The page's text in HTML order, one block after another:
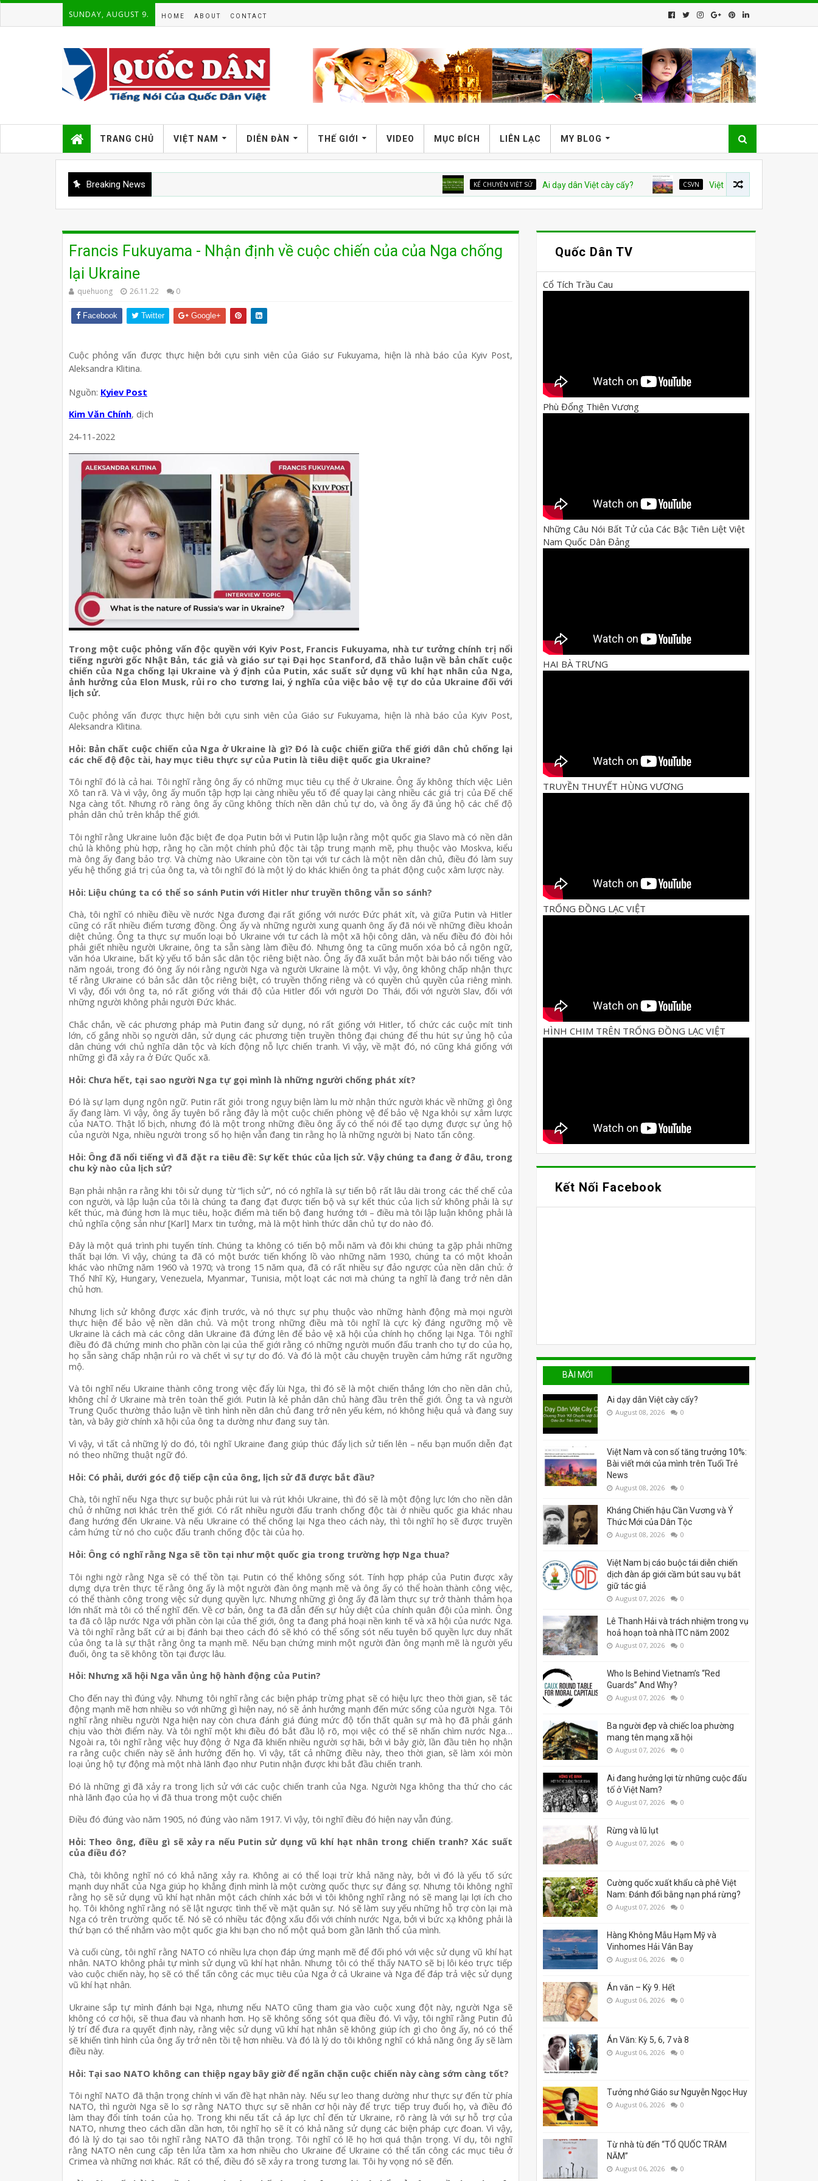
SUNDAY, AUGUST 9. HOME ABOUT CONTACT
TRANG CHỦ VIỆT NAM DIỄN ĐÀN THẾ GIỚI VIDEO MỤC ĐÍCH LIÊN LẠC MY BLOG
Breaking News KỂ CHUYỆN VIỆT SỬ Ai dạy dân Việt cày cấy? CSVN Việt Nam và con số tăng trưởng
Francis Fukuyama - Nhận định về cuộc chiến của của Nga chống
lại Ukraine
quehuong 26.11.22 0
Facebook Twitter Google+
Cuộc phỏng vấn được thực hiện bởi cựu sinh viên của Giáo sư Fukuyama, hiện là nhà báo của Kyiv Post,
Aleksandra Klitina.
Nguồn: Kyiev Post
Kim Văn Chính, dịch
24-11-2022
Trong một cuộc phỏng vấn độc quyền với Kyiv Post, Francis Fukuyama, nhà tư tưởng chính trị nổi
tiếng người gốc Nhật Bản, tác giả và giáo sư tại Đại học Stanford, đã thảo luận về bản chất cuộc
chiến của Nga chống lại Ukraine và ý định của Putin, xác suất sử dụng vũ khí hạt nhân của Nga,
ảnh hưởng của Elon Musk, rủi ro cho tương lai, ý nghĩa của việc bảo vệ tự do của Ukraine đối với
lịch sử.
Cuộc phỏng vấn được thực hiện bởi cựu sinh viên của Giáo sư Fukuyama, hiện là nhà báo của Kyiv Post,
Aleksandra Klitina.
Hỏi: Bản chất cuộc chiến của Nga ở Ukraine là gì? Đó là cuộc chiến giữa thế giới dân chủ chống lại
các chế độ độc tài, hay mục tiêu thực sự của Putin là tiêu diệt quốc gia Ukraine?
Tôi nghĩ đó là cả hai. Tôi nghĩ rằng ông ấy có những mục tiêu cụ thể ở Ukraine. Ông ấy không thích việc Liên
Xô tan rã. Và vì vậy, ông ấy muốn tập hợp lại càng nhiều yếu tố để quay lại càng nhiều các giá trị của Đế chế
Nga càng tốt. Nhưng rõ ràng ông ấy cũng không thích nền dân chủ tự do, và ông ấy đã ủng hộ các chế độ
phản dân chủ trên khắp thế giới.
Tôi nghĩ rằng Ukraine luôn đặc biệt đe dọa Putin bởi vì Putin lập luận rằng một quốc gia Slavo mà có nền dân
chủ là không phù hợp, rằng họ cần một chính phủ độc tài tập trung mạnh mẽ, phụ thuộc vào Moskva, kiểu
mà ông ấy đang bảo trợ. Và chừng nào Ukraine còn tồn tại với tư cách là một nền dân chủ, điều đó làm suy
yếu hệ thống giá trị của ông ta, và tôi nghĩ đó là một lý do khác khiến ông ta phát động cuộc xâm lược này.
Hỏi: Liệu chúng ta có thể so sánh Putin với Hitler như truyền thông vẫn so sánh?
Chà, tôi nghĩ có nhiều điều về nước Nga đương đại rất giống với nước Đức phát xít, và giữa Putin và Hitler
cũng có rất nhiều điểm tương đồng. Ông ấy và những người xung quanh ông ấy đã nói về những điều khoản
diệt chủng. Ông ta thực sự muốn loại bỏ Ukraine với tư cách là một xã hội công dân, và nếu điều đó đòi hỏi
phải giết nhiều người Ukraine, ông ta sẵn sàng làm điều đó. Nhưng ông ta cũng muốn xóa bỏ cả ngôn ngữ,
văn hóa Ukraine, bất kỳ yếu tố bản sắc dân tộc riêng biệt nào. Ông ấy đã xuất bản một bài báo nổi tiếng vào
năm ngoái, trong đó ông ấy nói rằng người Nga và người Ukraine là một. Vì vậy, ông không chấp nhận thực
tế rằng Ukraine có bản sắc dân tộc riêng biệt, có truyền thống riêng và có quyền chủ quyền của riêng mình.
Vì vậy, đối với ông ta, nó rất giống với thái độ của Hitler đối với người Do Thái, đối với người Slav, đối với
những người không phải người Đức khác.
Chắc chắn, về các phương pháp mà Putin đang sử dụng, nó rất giống với Hitler, tổ chức các cuộc mít tinh
lớn, cố gắng nhồi sọ người dân, sử dụng các phương tiện truyền thông đại chúng để thu hút sự ủng hộ của
dân chúng với chủ nghĩa dân tộc và kích động nỗ lực chiến tranh. Vì vậy, về mặt đó, nó cũng khá giống với
những gì đã xảy ra ở Đức Quốc xã.
Hỏi: Chưa hết, tại sao người Nga tự gọi mình là những người chống phát xít?
Đó là sự lạm dụng ngôn ngữ. Putin rất giỏi trong ngụy biện làm lu mờ nhận thức người khác về những gì ông
ấy đang làm. Vì vậy, ông ấy tuyên bố rằng đây là một cuộc chiến phòng vệ để bảo vệ Nga khỏi sự xâm lược
của NATO. Thật lố bịch, nhưng đó là một trong những điều ông ấy có thể nói để tạo dựng được sự ủng hộ
của người Nga, nhiều người trong số họ hiện vẫn đang tin rằng họ là những người bị Nato tấn công.
Hỏi: Ông đã nổi tiếng vì đã đặt ra tiêu đề: Sự kết thúc của lịch sử. Vậy chúng ta đang ở đâu, trong
chu kỳ nào của lịch sử?
Bạn phải nhận ra rằng khi tôi sử dụng từ “lịch sử”, nó có nghĩa là sự tiến bộ rất lâu dài trong các thể chế của
con người, và lập luận của tôi là chúng ta đang đạt được tiến bộ và sự kết thúc của lịch sử không phải là sự
kết thúc, mà đúng hơn là mục tiêu, hoặc điểm mà tiến bộ đang hướng tới – điều mà tôi lập luận không phải là
chủ nghĩa cộng sản như [Karl] Marx tin tưởng, mà là một hình thức dân chủ tự do nào đó.
Đây là một quá trình phi tuyến tính. Chúng ta không có tiến bộ mỗi năm và đôi khi chúng ta gặp phải những
thất bại lớn. Vì vậy, chúng ta đã có một bước tiến khổng lồ vào những năm 1930, chúng ta có một khoản
khác vào những năm 1960 và 1970; và trong 15 năm qua, đã có rất nhiều sự đảo ngược của nền dân chủ: ở
Thổ Nhĩ Kỳ, Hungary, Venezuela, Myanmar, Tunisia, một loạt các nơi mà chúng ta nghĩ là đang trở nên dân
chủ hơn.
Nhưng lịch sử không được xác định trước, và nó thực sự phụ thuộc vào những hành động mà mọi người
thực hiện để bảo vệ nền dân chủ. Và một trong những điều mà tôi nghĩ là cực kỳ đáng ngưỡng mộ về
Ukraine là cách mà các công dân Ukraine đã đứng lên để bảo vệ xã hội của chính họ chống lại Nga. Tôi nghĩ
điều đó đã chứng minh cho phần còn lại của thế giới rằng có những người muốn đấu tranh cho tự do của họ,
họ sẵn sàng chấp nhận rủi ro và chết vì sự tự do đó. Và đó là một câu chuyện truyền cảm hứng rất ngưỡng
mộ.
Và tôi nghĩ nếu Ukraine thành công trong việc đẩy lùi Nga, thì đó sẽ là một chiến thắng lớn cho nền dân chủ,
không chỉ ở Ukraine mà trên toàn thế giới. Putin là kẻ phản dân chủ hàng đầu trên thế giới. Ông ta và người
Trung Quốc thường thảo luận về tình hình nền dân chủ đang trở nên yếu kém, nó không hiệu quả và đang suy
tàn, và bây giờ chính xã hội của ông ta dường như đang suy tàn.
Vì vậy, vì tất cả những lý do đó, tôi nghĩ Ukraine đang giúp thúc đẩy lịch sử tiến lên – nếu bạn muốn diễn đạt
nó theo những thuật ngữ đó.
Hỏi: Có phải, dưới góc độ tiếp cận của ông, lịch sử đã được bắt đầu?
Chà, tôi nghĩ nếu Nga thực sự buộc phải rút lui và rút khỏi Ukraine, thì đó sẽ là một động lực lớn cho nền dân
chủ ở những nơi khác trên thế giới. Có rất nhiều người đấu tranh chống độc tài ở nhiều quốc gia khác nhau
đang hướng đến Ukraine. Và nếu Ukraine có thể chống lại Nga theo cách này, thì tôi nghĩ họ sẽ được truyền
cảm hứng từ nó cho cuộc đấu tranh chống độc tài của họ.
Hỏi: Ông có nghĩ rằng Nga sẽ tồn tại như một quốc gia trong trường hợp Nga thua?
Tôi nghi ngờ rằng Nga sẽ có thể tồn tại. Putin có thể không sống sót. Tính hợp pháp của Putin được xây
dựng dựa trên thực tế rằng ông ấy là một người đàn ông mạnh mẽ và ông ấy có thể hoàn thành công việc,
có thể thành công trong việc sử dụng quyền lực. Nhưng những gì ông ấy đã làm thực sự trở thành thảm họa
lớn nhất mà tôi có thể nghĩ đến. Về cơ bản, ông ta đã dẫn đến sự hủy diệt của chính quân đội của mình. Ông
ta đã cô lập nước Nga với phần còn lại của thế giới, ông ta đang phá hoại nền kinh tế và xã hội của nước Nga.
Và tôi nghĩ rằng bất cứ ai bị đánh bại theo cách đó sẽ khó có thể sống sót nếu tuyên bố quyền lực duy nhất
của ông ta là sự thật rằng ông ta mạnh mẽ. Nếu bạn chứng minh một người đàn ông mạnh mẽ là người yếu
đuối, ông ta sẽ không tồn tại được lâu.
Hỏi: Nhưng xã hội Nga vẫn ủng hộ hành động của Putin?
Cho đến nay thì đúng vậy. Nhưng tôi nghĩ rằng các biện pháp trừng phạt sẽ có hiệu lực theo thời gian, sẽ tác
động mạnh mẽ hơn nhiều so với những gì hiện nay, nó sẽ ảnh hưởng mạnh đến mức sống của người Nga. Tôi
nghĩ rằng nhiều người Nga hiện nay còn chưa đánh giá đúng mức độ tổn thất quân sự mà họ đã phải gánh
chịu vào thời điểm này. Và tôi nghĩ một khi điều đó bắt đầu lộ rõ, mọi việc có thể sẽ nhấn chìm nước Nga…
Ngoài ra, tôi nghĩ rằng việc huy động ở Nga đã khiến nhiều người sợ hãi, bởi vì bây giờ, lần đầu tiên họ nhận
ra rằng cuộc chiến này sẽ ảnh hưởng đến họ. Vì vậy, tất cả những điều này, theo thời gian, sẽ làm xói mòn
loại ủng hộ tự động mà một nhà lãnh đạo như Putin nhận được khi bắt đầu chiến tranh.
Đó là những gì đã xảy ra trong lịch sử với các cuộc chiến tranh của Nga. Người Nga không tha thứ cho các
nhà lãnh đạo của họ vì đã thua trong một cuộc chiến
Điều đó đúng vào năm 1905, nó đúng vào năm 1917. Vì vậy, tôi nghĩ điều đó hiện nay vẫn đúng.
Hỏi: Theo ông, điều gì sẽ xảy ra nếu Putin sử dụng vũ khí hạt nhân trong chiến tranh? Xác suất
của điều đó?
Chà, tôi không nghĩ nó có khả năng xảy ra. Không ai có thể loại trừ khả năng này, bởi vì đó là yếu tố sức
mạnh duy nhất của Nga giúp họ khẳng định mình là một cường quốc thực sự đáng sợ. Nhưng tôi không nghĩ
rằng họ sẽ sử dụng vũ khí hạt nhân một cách chính xác bởi vì tôi không nghĩ rằng nó sẽ mang lại lợi ích cho
họ. Tôi không nghĩ rằng nó sẽ lật ngược tình thế về mặt quân sự. Nó sẽ làm suy yếu những hỗ trợ còn lại mà
Nga có trên trường quốc tế. Nó sẽ có nhiều tác động xấu đối với chính nước Nga, bởi vì bức xạ không phải là
thứ bạn có thể nhắm vào một quốc gia khi bạn cho nổ một quả bom gần lãnh thổ của mình.
Và cuối cùng, tôi nghĩ rằng NATO có nhiều lựa chọn đáp ứng mạnh mẽ để đối phó với việc sử dụng vũ khí hạt
nhân. NATO không phải tự mình sử dụng vũ khí hạt nhân. Nhưng tôi có thể thấy NATO sẽ bị lôi kéo trực tiếp
vào cuộc chiến này, họ sẽ có thể tấn công các mục tiêu của Nga ở cả Ukraine và Nga để đáp trả việc sử dụng
vũ khí hạt nhân.
Ukraine sắp tự mình đánh bại Nga, nhưng nếu NATO cũng tham gia vào cuộc xung đột này, người Nga sẽ
không có cơ hội, sẽ thua đau và nhanh hơn. Họ sẽ không sống sót qua điều đó. Vì vậy, tôi nghĩ rằng Putin đủ
lý trí để đưa ra quyết định này, rằng việc sử dụng vũ khí hạt nhân sẽ không giúp ích gì cho ông ấy, nó có thể
sẽ khiến tình hình của ông ấy trở nên tồi tệ hơn nhiều. Và đó là lý do tôi không nghĩ có khả năng ông ấy sẽ làm
điều này.
Hỏi: Tại sao NATO không can thiệp ngay bây giờ để ngăn chặn cuộc chiến này càng sớm càng tốt?
Tôi nghĩ NATO đã thận trọng chính vì vấn đề hạt nhân này. Nếu sự leo thang dường như thực sự đến từ phía
NATO, thì người Nga sẽ lo sợ rằng NATO thực sự sẽ nhân cơ hội này để trực tiếp truy đuổi họ, và điều đó
làm thay đổi tính toán của họ. Trong khi nếu tất cả áp lực chỉ đến từ Ukraine, rõ ràng là với sự hỗ trợ của
NATO, nhưng theo cách dần dần hơn, tôi nghĩ họ sẽ ít có khả năng sử dụng các biện pháp cực đoan. Vì vậy,
đó là lý do tại sao tôi nghĩ rằng NATO đã thận trọng. Tôi nghĩ có lẽ họ hơi quá thận trọng. Ví dụ, tôi nghĩ
rằng NATO nên cung cấp tên lửa tầm xa hơn nhiều cho Ukraine để Ukraine có thể tấn công các mục tiêu ở
Crimea và những nơi khác. Rất có thể, điều đó sẽ xảy ra trong tương lai. Tôi hy vọng nó sẽ đến.
Quốc Dân TV
Cổ Tích Trầu Cau
Phù Đổng Thiên Vương
Những Câu Nói Bất Tử của Các Bậc Tiên Liệt Việt
Nam Quốc Dân Đảng
HAI BÀ TRƯNG
TRUYỀN THUYẾT HÙNG VƯƠNG
TRỐNG ĐỒNG LẠC VIỆT
HÌNH CHIM TRÊN TRỐNG ĐỒNG LẠC VIỆT
Kết Nối Facebook
BÀI MỚI
Ai dạy dân Việt cày cấy?
August 08, 2026 0
Việt Nam và con số tăng trưởng 10%:
Bài viết mới của mình trên Tuổi Trẻ
News
August 08, 2026 0
Kháng Chiến hậu Cần Vương và Ý
Thức Mới của Dân Tộc
August 08, 2026 0
Việt Nam bị cáo buộc tái diễn chiến
dịch đàn áp giới cầm bút sau vụ bắt
giữ tác giả
August 07, 2026 0
Lê Thanh Hải và trách nhiệm trong vụ
hoả hoạn toà nhà ITC năm 2002
August 07, 2026 0
Who Is Behind Vietnam’s “Red
Guards” And Why?
August 07, 2026 0
Ba người đẹp và chiếc loa phường
mang tên mạng xã hội
August 07, 2026 0
Ai đang hưởng lợi từ những cuộc đấu
tố ở Việt Nam?
August 07, 2026 0
Rừng và lũ lụt
August 07, 2026 0
Cường quốc xuất khẩu cà phê Việt
Nam: Đánh đổi bằng nạn phá rừng?
August 07, 2026 0
Hàng Không Mẫu Hạm Mỹ và
Vinhomes Hải Vân Bay
August 06, 2026 0
Án văn – Kỳ 9. Hết
August 06, 2026 0
Án Văn: Kỳ 5, 6, 7 và 8
August 06, 2026 0
Tưởng nhớ Giáo sư Nguyễn Ngọc Huy
August 06, 2026 0
Từ nhà tù đến “TỔ QUỐC TRĂM
NĂM”
August 06, 2026 0